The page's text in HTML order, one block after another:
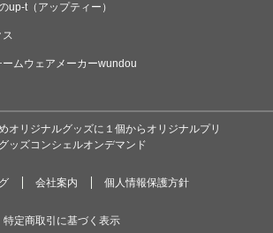
up-t（アップティー）
ス
ムウェアメーカーwundou
オリジナルグッズに１個からオリジナルプリ
ッズコンシェルオンデマンド
会社案内 個人情報保護方針
特定商取引に基づく表示